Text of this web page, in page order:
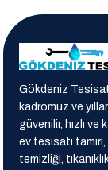
Gökdeniz
kadromuz ve
güvenilir, hızlı
ev tesisatı
temizliği,